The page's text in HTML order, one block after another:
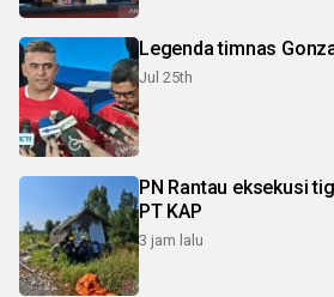
Legenda timnas
Jul 25th
PN Rantau eksekusi
PT KAP
3 jam lalu